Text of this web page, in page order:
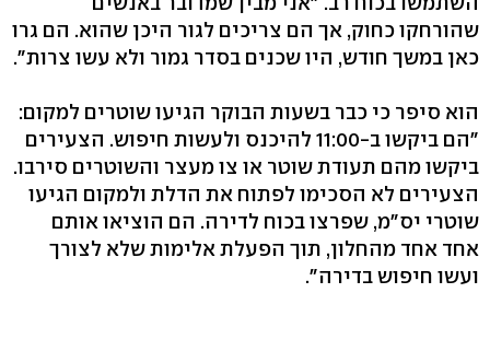
שהורחקו כחוק, אך הם צריכים לגור היכן שהוא. הם גרו
כאן במשך חודש, היו שכנים בסדר גמור ולא עשו צרות".
הוא סיפר כי כבר בשעות הבוקר הגיעו שוטרים למקום:
"הם ביקשו ב-11:00 להיכנס ולעשות חיפוש. הצעירים
ביקשו מהם תעודת שוטר או צו מעצר והשוטרים סירבו.
הצעירים לא הסכימו לפתוח את הדלת ולמקום הגיעו
שוטרי יס"מ, שפרצו בכוח לדירה. הם הוציאו אותם
אחד אחד מהחלון, תוך הפעלת אלימות שלא לצורך
ועשו חיפוש בדירה".